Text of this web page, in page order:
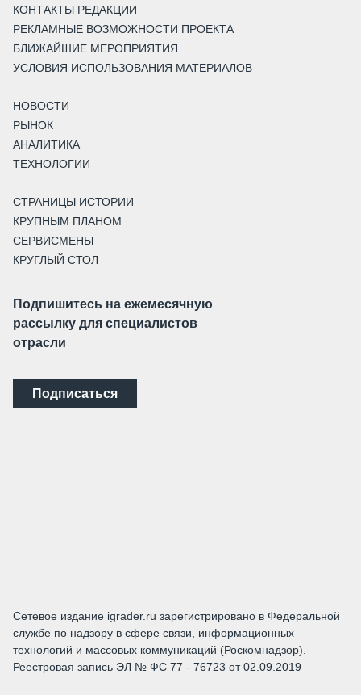
КОНТАКТЫ РЕДАКЦИИ
РЕКЛАМНЫЕ ВОЗМОЖНОСТИ ПРОЕКТА
БЛИЖАЙШИЕ МЕРОПРИЯТИЯ
УСЛОВИЯ ИСПОЛЬЗОВАНИЯ МАТЕРИАЛОВ
НОВОСТИ
РЫНОК
АНАЛИТИКА
ТЕХНОЛОГИИ
СТРАНИЦЫ ИСТОРИИ
КРУПНЫМ ПЛАНОМ
СЕРВИСМЕНЫ
КРУГЛЫЙ СТОЛ
Подпишитесь на ежемесячную
рассылку для специалистов
отрасли
Подписаться
Сетевое издание igrader.ru зарегистрировано в Федеральной
службе по надзору в сфере связи, информационных
технологий и массовых коммуникаций (Роскомнадзор).
Реестровая запись ЭЛ № ФС 77 - 76723 от 02.09.2019